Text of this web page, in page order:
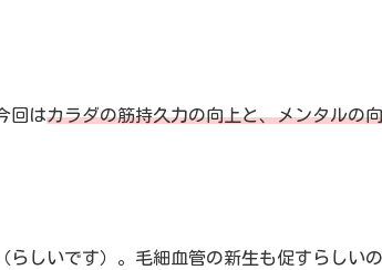
回はカラダの筋持久力の向上と、メンタルの向
しいです）。毛細血管の新生も促すらしいの